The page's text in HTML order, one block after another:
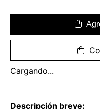
Cargando...
Descripción breve: